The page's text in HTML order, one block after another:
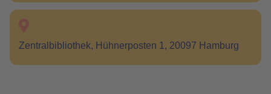
Zentralbibliothek, Hühnerposten 1, 20097 Hamburg